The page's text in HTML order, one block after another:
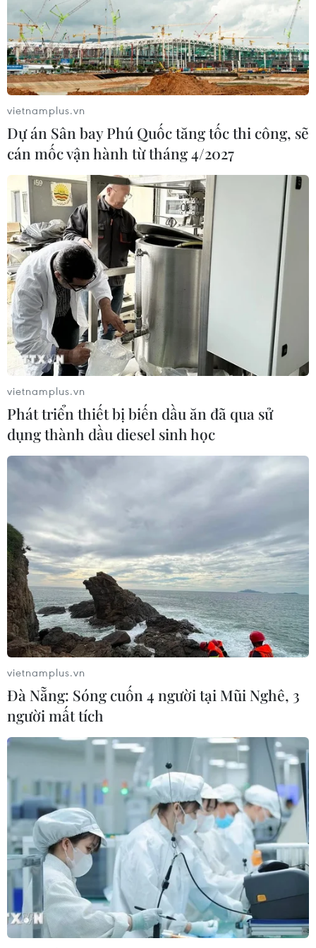
TIN CÙNG CHUYÊN MỤC
Bắc Ninh trước “ngưỡng cửa” thành
vietnamplus.vn
Dự án Sân bay Phú Quốc tăng tốc thi công, sẽ
cán mốc vận hành từ tháng 4/2027
vietnamplus.vn
Phát triển thiết bị biến dầu ăn đã qua sử
dụng thành dầu diesel sinh học
vietnamplus.vn
Đà Nẵng: Sóng cuốn 4 người tại Mũi Nghê, 3
người mất tích